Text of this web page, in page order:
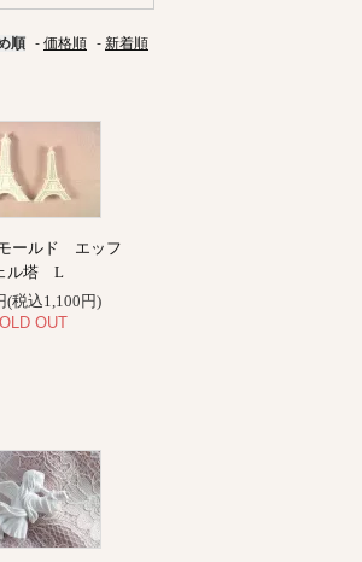
順 - 価格順 - 新着順
ールド エッフ
ル塔 L
(税込1,100円)
OUT